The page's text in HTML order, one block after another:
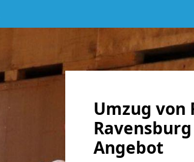
Umzug von
Angebot